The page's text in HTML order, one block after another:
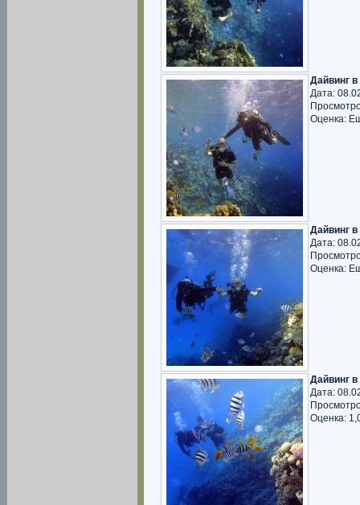
Дайвинг
Дата:
Оценка:
Дайвинг
Дата:
Оценка:
Дайвинг
Дата:
Оценка: